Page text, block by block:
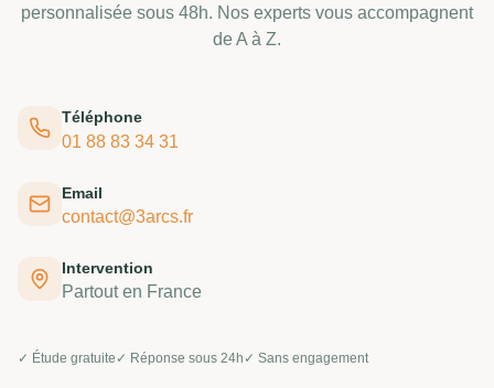
personnalisée sous 48h. Nos experts vous accompagnent
de A à Z.
Téléphone
01 88 83 34 31
Email
contact@3arcs.fr
Intervention
Partout en France
✓ Étude gratuite ✓ Réponse sous 24h ✓ Sans engagement